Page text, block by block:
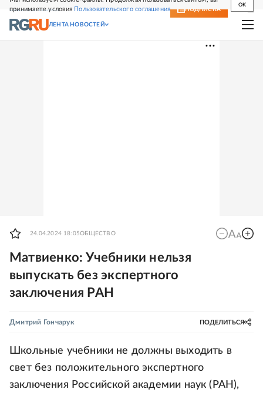
принимаете условия Пользовательского соглашения
OK
СВЕЖИЙ НОМЕР ПОДПИСКА
ЛЕНТА НОВОСТЕЙ
24.04.2024 18:05ОБЩЕСТВО
Матвиенко: Учебники нельзя
выпускать без экспертного
заключения РАН
Дмитрий Гончарук ПОДЕЛИТЬСЯ
Школьные учебники не должны выходить в
свет без положительного экспертного
заключения Российской академии наук (РАН),